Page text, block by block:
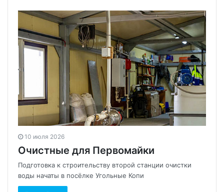
10 июля 2026
Очистные для Первомайки
Подготовка к строительству второй станции очистки
воды начаты в посёлке Угольные Копи